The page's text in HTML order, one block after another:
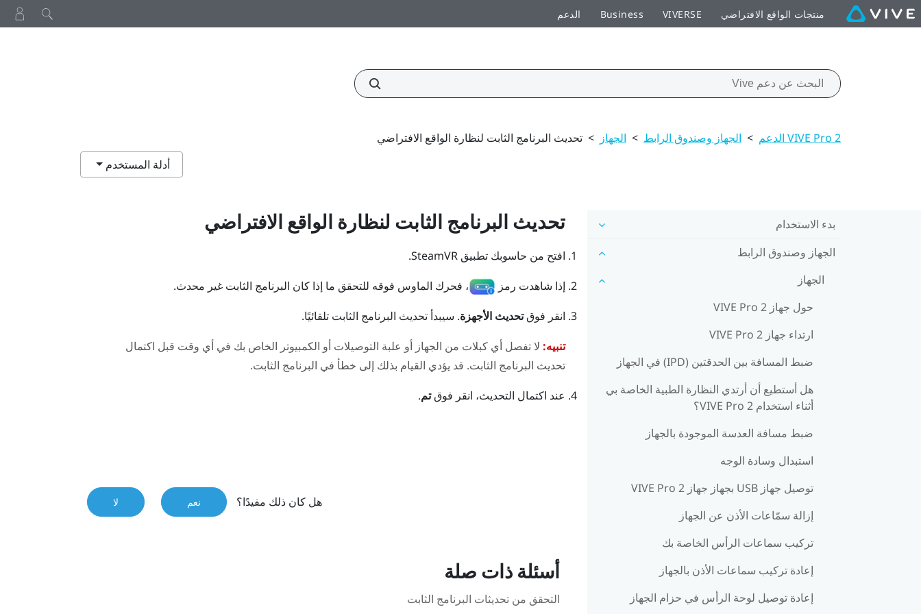
منتجات الواقع الافتراضي VIVERSE
Business الدعم
VIVE Pro 2 الدعم > الجهاز وصندوق الرابط > الجهاز > تحديث البرنامج الثابت لنظارة الواقع الافتراضي
أدلة المستخدم
بدء الاستخدام
الجهاز وصندوق الرابط
الجهاز
حول جهاز VIVE Pro 2
ارتداء جهاز VIVE Pro 2
ضبط المسافة بين الحدقتين (IPD) في الجهاز
هل أستطيع أن أرتدي النظارة الطبية الخاصة بي
أثناء استخدام VIVE Pro 2؟
ضبط مسافة العدسة الموجودة بالجهاز
استبدال وسادة الوجه
توصيل جهاز USB بجهاز جهاز VIVE Pro 2
إزالة سمّاعات الأذن عن الجهاز
تركيب سماعات الرأس الخاصة بك
إعادة تركيب سماعات الأذن بالجهاز
إعادة توصيل لوحة الرأس في حزام الجهاز
تحديث البرنامج الثابت لنظارة الواقع الافتراضي
افتح من حاسوبك تطبيق SteamVR
.
إذا شاهدت رمز
، فحرك الماوس فوقه للتحقق ما إذا كان البرنامج الثابت غير محدث.
انقر فوقتحديث الأجهزة. سيبدأ تحديث البرنامج الثابت تلقائيًا.
تنبيه:لا تفصل أي كبلات من الجهاز أو علبة التوصيلات أو الكمبيوتر الخاص بك في أي وقت قبل اكتمال
تحديث البرنامج الثابت. قد يؤدي القيام بذلك إلى خطأ في البرنامج الثابت.
عند اكتمال التحديث، انقر فوقتم.
هل كان ذلك مفيدًا؟ نعم لا
أسئلة ذات صلة
التحقق من تحديثات البرنامج الثابت